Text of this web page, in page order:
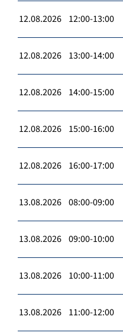
12.08.2026 12:00-13:00
12.08.2026 13:00-14:00
12.08.2026 14:00-15:00
12.08.2026 15:00-16:00
12.08.2026 16:00-17:00
13.08.2026 08:00-09:00
13.08.2026 09:00-10:00
13.08.2026 10:00-11:00
13.08.2026 11:00-12:00